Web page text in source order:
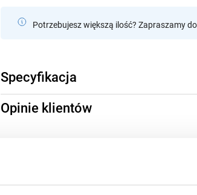
Potrzebujesz większą ilość? Zapraszamy
Specyfikacja
Opinie klientów